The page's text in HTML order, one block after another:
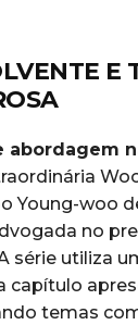
E
abordagem
Young-woo
no
série utiliza
capítulo
temas